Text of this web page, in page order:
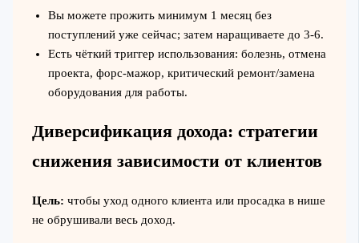
Вы можете прожить минимум 1 месяц без
поступлений уже сейчас; затем наращиваете до 3-6.
Есть чёткий триггер использования: болезнь, отмена
проекта, форс-мажор, критический ремонт/замена
оборудования для работы.
Диверсификация дохода: стратегии
снижения зависимости от клиентов
Цель: чтобы уход одного клиента или просадка в нише
не обрушивали весь доход.